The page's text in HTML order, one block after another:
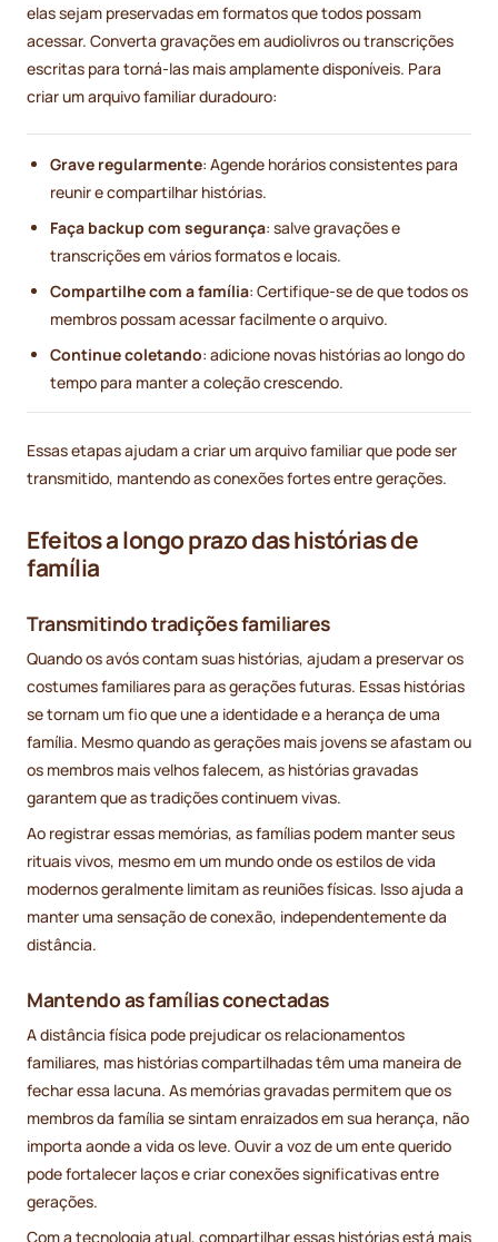
elas sejam preservadas em formatos que todos possam
acessar. Converta gravações em audiolivros ou transcrições
escritas para torná-las mais amplamente disponíveis. Para
criar um arquivo familiar duradouro:
Grave regularmente: Agende horários consistentes para
reunir e compartilhar histórias.
Faça backup com segurança: salve gravações e
transcrições em vários formatos e locais.
Compartilhe com a família: Certifique-se de que todos os
membros possam acessar facilmente o arquivo.
Continue coletando: adicione novas histórias ao longo do
tempo para manter a coleção crescendo.
Essas etapas ajudam a criar um arquivo familiar que pode ser
transmitido, mantendo as conexões fortes entre gerações.
Efeitos a longo prazo das histórias de
família
Transmitindo tradições familiares
Quando os avós contam suas histórias, ajudam a preservar os
costumes familiares para as gerações futuras. Essas histórias
se tornam um fio que une a identidade e a herança de uma
família. Mesmo quando as gerações mais jovens se afastam ou
os membros mais velhos falecem, as histórias gravadas
garantem que as tradições continuem vivas.
Ao registrar essas memórias, as famílias podem manter seus
rituais vivos, mesmo em um mundo onde os estilos de vida
modernos geralmente limitam as reuniões físicas. Isso ajuda a
manter uma sensação de conexão, independentemente da
distância.
Mantendo as famílias conectadas
A distância física pode prejudicar os relacionamentos
familiares, mas histórias compartilhadas têm uma maneira de
fechar essa lacuna. As memórias gravadas permitem que os
membros da família se sintam enraizados em sua herança, não
importa aonde a vida os leve. Ouvir a voz de um ente querido
pode fortalecer laços e criar conexões significativas entre
gerações.
Com a tecnologia atual, compartilhar essas histórias está mais